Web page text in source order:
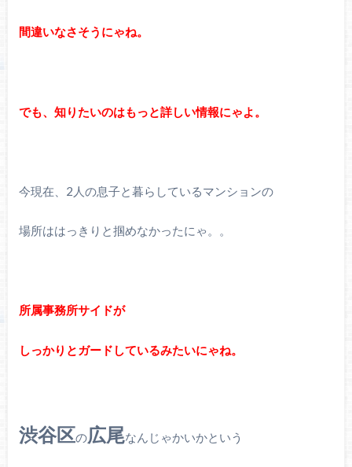
間違いなさそうにゃね。
でも、知りたいのはもっと詳しい情報にゃよ。
今現在、2人の息子と暮らしているマンションの
場所ははっきりと掴めなかったにゃ。。
所属事務所サイドが
しっかりとガードしているみたいにゃね。
渋谷区の広尾なんじゃかいかという